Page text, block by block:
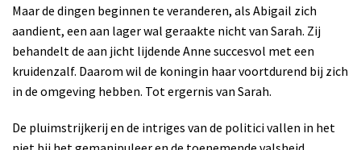
Maar de dingen beginnen te veranderen, als Abigail zich
aandient, een aan lager wal geraakte nicht van Sarah. Zij
behandelt de aan jicht lijdende Anne succesvol met een
kruidenzalf. Daarom wil de koningin haar voortdurend bij zich
in de omgeving hebben. Tot ergernis van Sarah.
De pluimstrijkerij en de intriges van de politici vallen in het